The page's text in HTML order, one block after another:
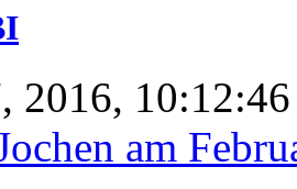
2016, 10:12:46
am